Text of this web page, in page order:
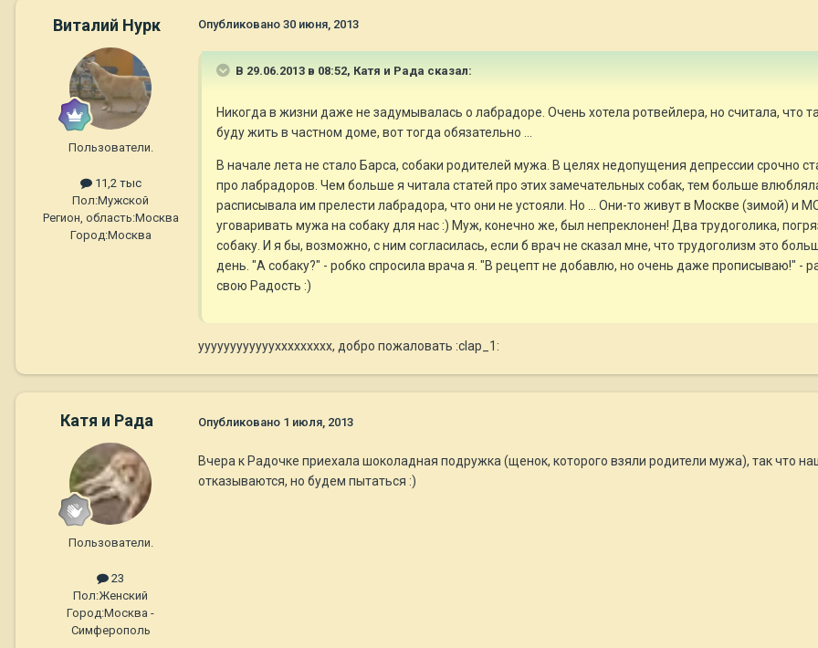
Виталий Нурк
Пользователи.
11,2 тыс
Пол:Мужской
Регион, область:Москва
Город:Москва
Опубликовано 30 июня, 2013
В 29.06.2013 в 08:52, Катя и Рада сказал:
Никогда в жизни даже не задумывалась о лабрадоре. Очень хотела ротвейлера, но считала, что
буду жить в частном доме, вот тогда обязательно ...
В начале лета не стало Барса, собаки родителей мужа. В целях недопущения депрессии срочно
про лабрадоров. Чем больше я читала статей про этих замечательных собак, тем больше
расписывала им прелести лабрадора, что они не устояли. Но ... Они-то живут в Москве (зимой) и
уговаривать мужа на собаку для нас :) Муж, конечно же, был непреклонен! Два трудоголика,
собаку. И я бы, возможно, с ним согласилась, если б врач не сказал мне, что трудоголизм это
день. "А собаку?" - робко спросила врача я. "В рецепт не добавлю, но очень даже прописываю!" -
свою Радость :)
ууууууууууууххххххххх, добро пожаловать :clap_1:
Катя и Рада
Пользователи.
23
Пол:Женский
Город:Москва -
Симферополь
Опубликовано 1 июля, 2013
Вчера к Радочке приехала шоколадная подружка (щенок, которого взяли родители мужа), так что
отказываются, но будем пытаться :)